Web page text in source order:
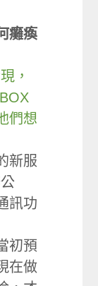
癱瘓
，
們想
新服
訊功
初預
在做